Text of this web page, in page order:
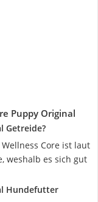
Puppy Original
Getreide?
Core ist laut
weshalb es sich gut
Hundefutter